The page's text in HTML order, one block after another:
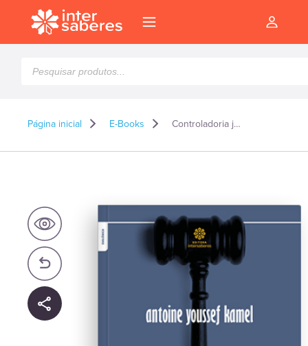
produtos
Página inicial E-Books Controladoria jurídica e inovação – E-book